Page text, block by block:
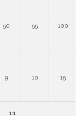
50 55 100
9 10 15
1:1